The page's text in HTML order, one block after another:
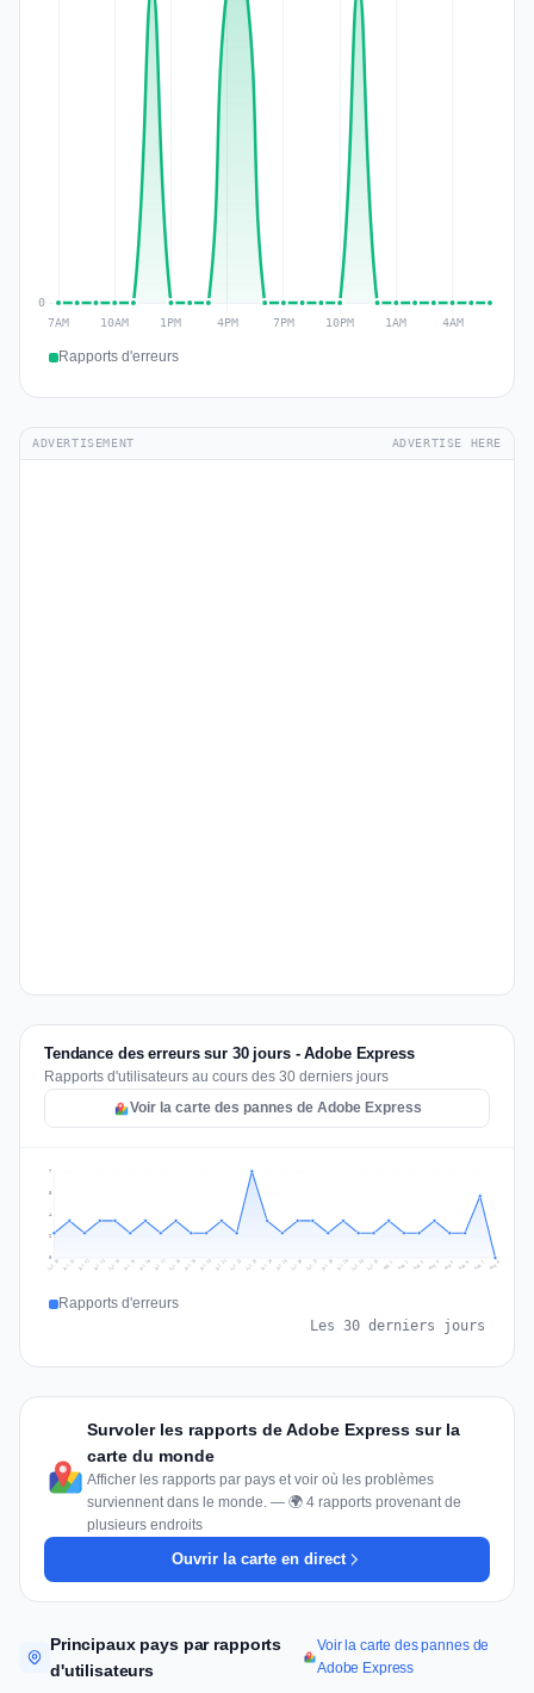
Rapports d'erreurs
ADVERTISEMENT ADVERTISE HERE
Tendance des erreurs sur 30 jours - Adobe Express
Rapports d'utilisateurs au cours des 30 derniers jours
Voir la carte des pannes de Adobe Express
2
4
5
7
Jul 10 Jul 11 Jul 12 Jul 13 Jul 14 Jul 15 Jul 16 Jul 17 Jul 18 Jul 19 Jul 20 Jul 21 Jul 22 Jul 23 Jul 24 Jul 25 Jul 26 Jul 27 Jul 28 Jul 29 Jul 30 Jul 31 Aug 1 Aug 2 Aug 3 Aug 4 Aug 5 Aug 6 Aug 7 Aug 8
Rapports d'erreurs
Les 30 derniers jours
Survoler les rapports de Adobe Express sur la
carte du monde
Afficher les rapports par pays et voir où les problèmes
surviennent dans le monde. — 🌍 4 rapports provenant de
plusieurs endroits
Ouvrir la carte en direct
Principaux pays par rapports
d'utilisateurs
Voir la carte des pannes de
Adobe Express